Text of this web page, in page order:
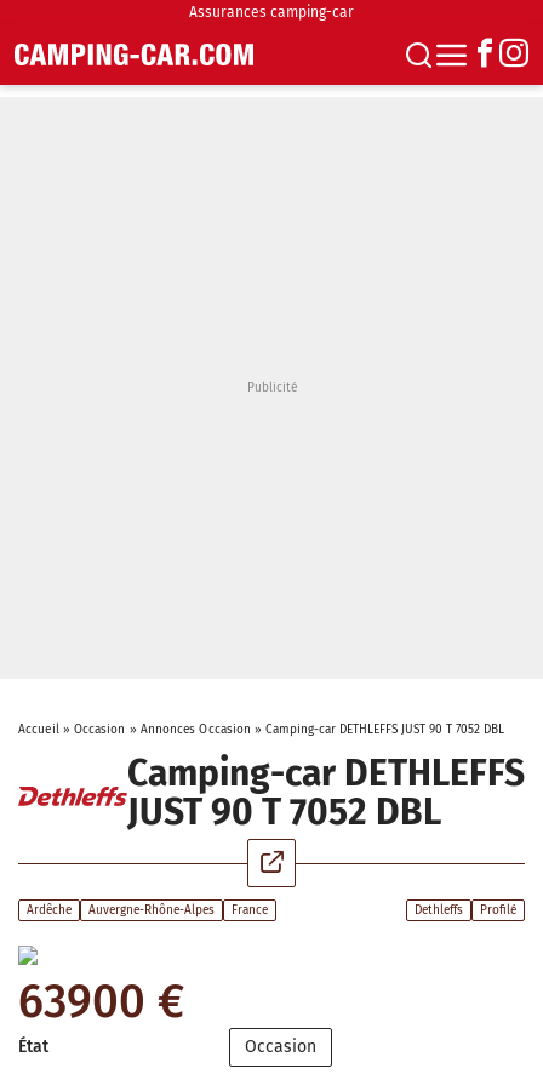
Assurances camping-car
Accueil» Occasion » Annonces Occasion »Camping-car DETHLEFFS JUST 90 T 7052 DBL
Camping-car DETHLEFFS
JUST 90 T 7052 DBL
Ardêche Auvergne-Rhône-Alpes France Dethleffs Profilé
63900 €
État Occasion